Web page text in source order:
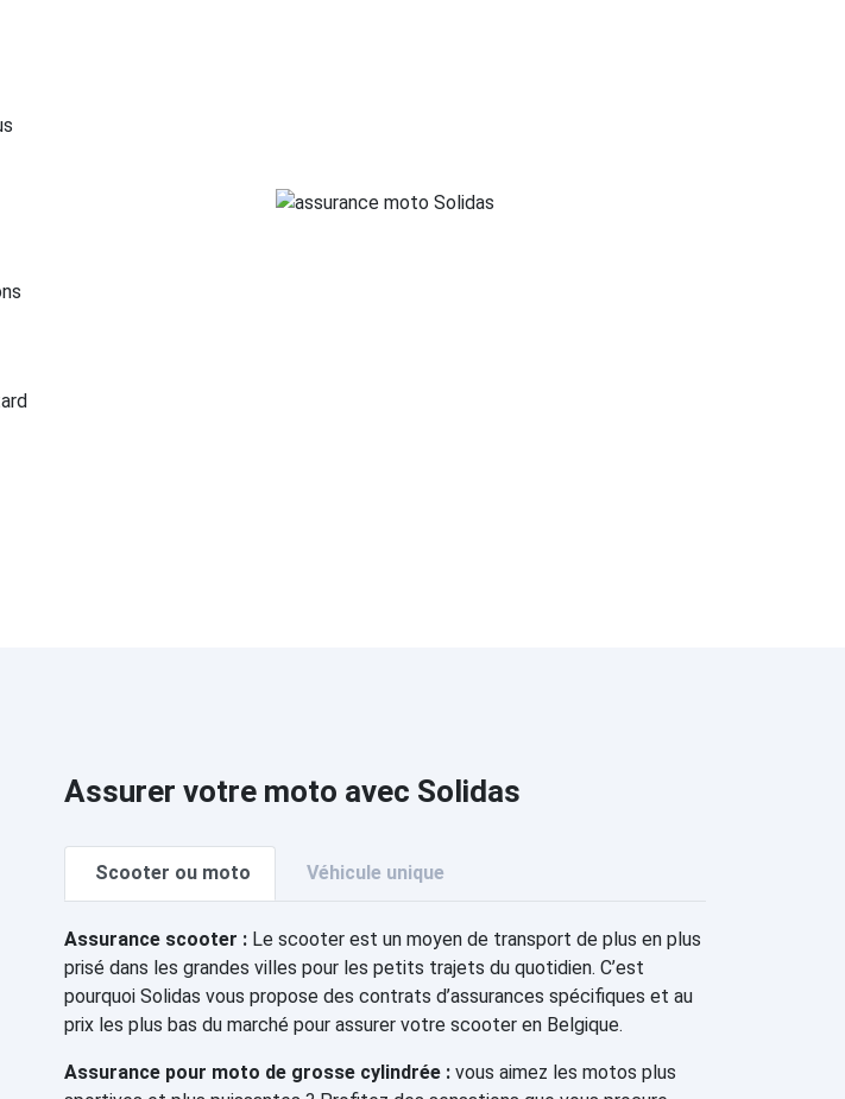
Assurer votre moto avec Solidas
Scooter ou moto Véhicule unique
Assurance scooter : Le scooter est un moyen de transport de plus en plus
prisé dans les grandes villes pour les petits trajets du quotidien. C’est
pourquoi Solidas vous propose des contrats d’assurances spécifiques et au
prix les plus bas du marché pour assurer votre scooter en Belgique.
Assurance pour moto de grosse cylindrée : vous aimez les motos plus